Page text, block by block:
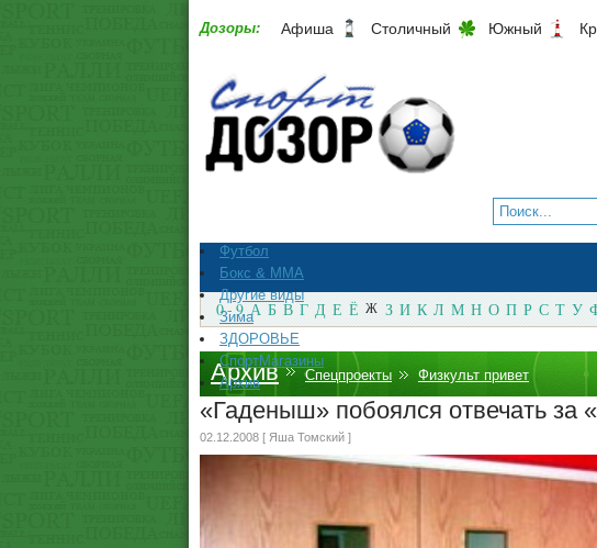
Дозоры: Афиша Столичный Южный
Футбол
Бокс & ММА
Другие виды
Зима
ЗДОРОВЬЕ
СпортМагазины
Архив
0 - 9 А Б В Г Д Е Ё Ж З И К Л М Н О П Р С Т У
Архив Спецпроекты Физкульт привет
«Гаденыш» побоялся отвечать за
02.12.2008 [ Яша Томский ]